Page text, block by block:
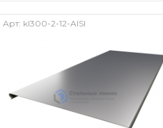
Арт: kl300-2-12-AISI